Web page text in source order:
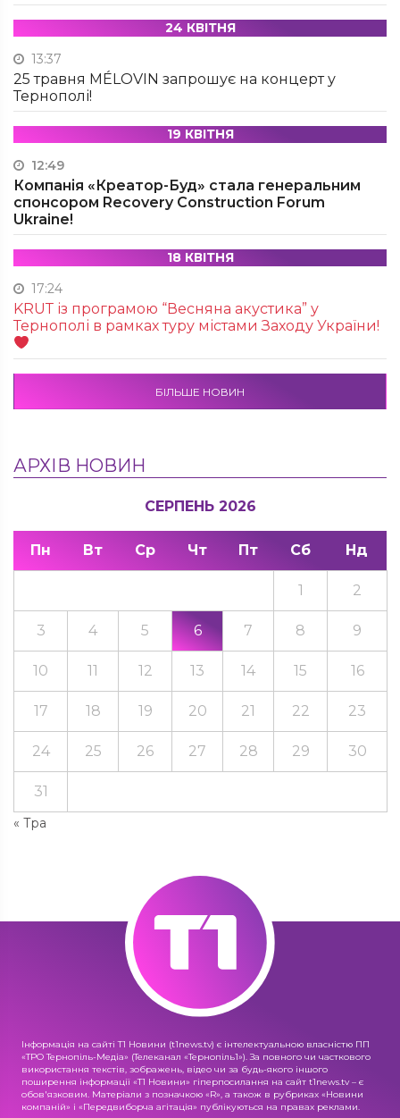
24 КВІТНЯ
13:37
25 травня MÉLOVIN запрошує на концерт у
Тернополі!
19 КВІТНЯ
12:49
Компанія «Креатор-Буд» стала генеральним
спонсором Recovery Construction Forum
Ukraine!
18 КВІТНЯ
17:24
KRUТ із програмою “Весняна акустика” у
Тернополі в рамках туру містами Заходу України!
БІЛЬШЕ НОВИН
АРХІВ НОВИН
СЕРПЕНЬ 2026
Пн Вт Ср Чт Пт Сб Нд
« Тра
1 2
3 4 5 6 7 8 9
10 11 12 13 14 15 16
17 18 19 20 21 22 23
24 25 26 27 28 29 30
31
Інформація на сайті Т1 Новини (t1news.tv) є інтелектуальною власністю ПП
«ТРО Тернопіль-Медіа» (Телеканал «Тернопіль1»). За повного чи часткового
використання текстів, зображень, відео чи за будь-якого іншого
поширення інформації «Т1 Новини» гіперпосилання на сайт t1news.tv – є
обов'язковим. Матеріали з позначкою «R», а також в рубриках «Новини
компаній» і «Передвиборча агітація» публікуються на правах реклами.